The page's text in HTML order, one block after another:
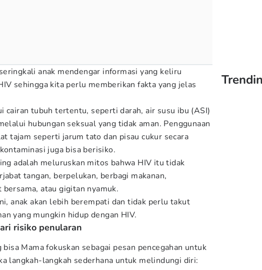
anak mendengar informasi yang keliru
sehingga kita perlu memberikan fakta yang jelas
cairan tubuh tertentu, seperti darah, air susu ibu (ASI)
hubungan seksual yang tidak aman. Penggunaan
tajam seperti jarum tato dan pisau cukur secara
juga bisa berisiko.
adalah meluruskan mitos bahwa HIV itu tidak
tangan, berpelukan, berbagi makanan,
atau gigitan nyamuk.
anak akan lebih berempati dan tidak perlu takut
yang mungkin hidup dengan HIV.
risiko penularan
bisa Mama fokuskan sebagai pesan pencegahan untuk
langkah-langkah sederhana untuk melindungi diri: